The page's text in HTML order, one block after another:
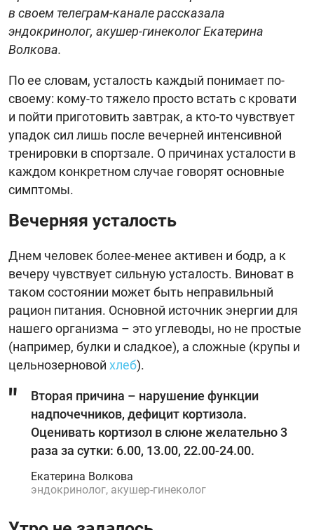
в своем телеграм-канале рассказала
эндокринолог, акушер-гинеколог Екатерина
Волкова.
По ее словам, усталость каждый понимает по-
своему: кому-то тяжело просто встать с кровати
и пойти приготовить завтрак, а кто-то чувствует
упадок сил лишь после вечерней интенсивной
тренировки в спортзале. О причинах усталости в
каждом конкретном случае говорят основные
симптомы.
Вечерняя усталость
Днем человек более-менее активен и бодр, а к
вечеру чувствует сильную усталость. Виноват в
таком состоянии может быть неправильный
рацион питания. Основной источник энергии для
нашего организма – это углеводы, но не простые
(например, булки и сладкое), а сложные (крупы и
цельнозерновой хлеб).
Вторая причина – нарушение функции
надпочечников, дефицит кортизола.
Оценивать кортизол в слюне желательно 3
раза за сутки: 6.00, 13.00, 22.00-24.00.
Екатерина Волкова
эндокринолог, акушер-гинеколог